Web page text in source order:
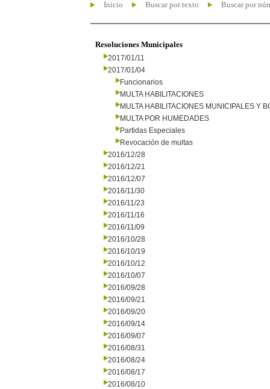
Inicio Buscar por texto Buscar por
Resoluciones Municipales
2017/01/11
2017/01/04
Funcionarios
MULTA HABILITACIONES
MULTA HABILITACIONES MUNICIPALES Y
MULTA POR HUMEDADES
Partidas Especiales
Revocación de multas
2016/12/28
2016/12/21
2016/12/07
2016/11/30
2016/11/23
2016/11/16
2016/11/09
2016/10/28
2016/10/19
2016/10/12
2016/10/07
2016/09/28
2016/09/21
2016/09/20
2016/09/14
2016/09/07
2016/08/31
2016/08/24
2016/08/17
2016/08/10